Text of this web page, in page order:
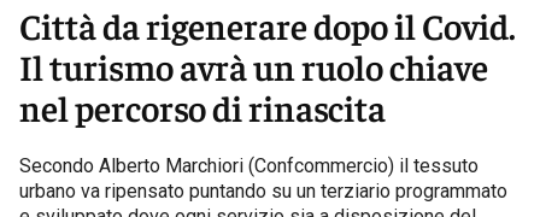
Città da rigenerare dopo il Covid.
Il turismo avrà un ruolo chiave
nel percorso di rinascita
Secondo Alberto Marchiori (Confcommercio) il tessuto
urbano va ripensato puntando su un terziario programmato